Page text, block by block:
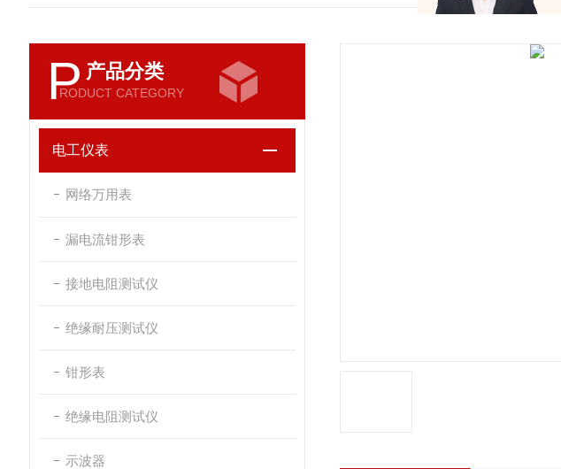
P 产品分类
RODUCT CATEGORY
电工仪表
网络万用表
漏电流钳形表
接地电阻测试仪
绝缘耐压测试仪
钳形表
绝缘电阻测试仪
示波器